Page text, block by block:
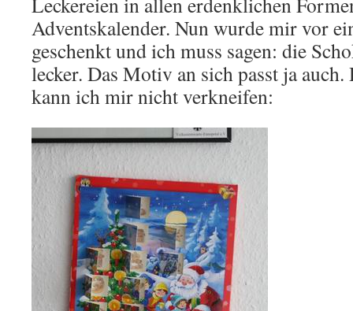
Adventskalender. Nun wurde mir vor
geschenkt und ich muss sagen: die
lecker. Das Motiv an sich passt ja
kann ich mir nicht verkneifen: